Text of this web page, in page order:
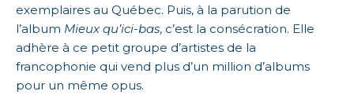
exemplaires au Québec. Puis, à la parution de
l’album Mieux qu’ici-bas, c’est la consécration. Elle
adhère à ce petit groupe d’artistes de la
francophonie qui vend plus d’un million d’albums
pour un même opus.